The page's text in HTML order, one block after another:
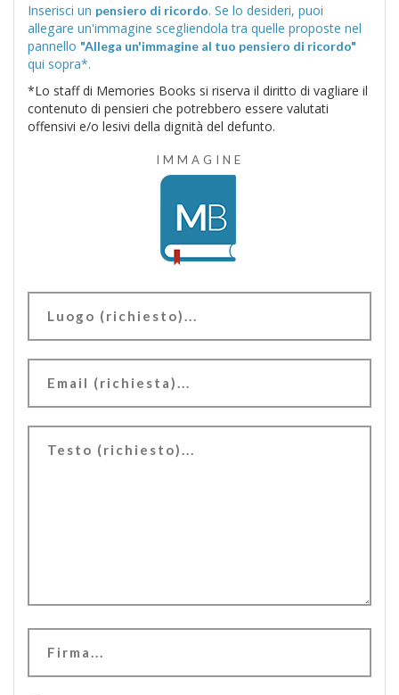
Inserisci un pensiero di ricordo. Se lo desideri, puoi
allegare un'immagine scegliendola tra quelle proposte nel
pannello "Allega un'immagine al tuo pensiero di ricordo"
qui sopra*.
*Lo staff di Memories Books si riserva il diritto di vagliare il
contenuto di pensieri che potrebbero essere valutati
offensivi e/o lesivi della dignità del defunto.
IMMAGINE